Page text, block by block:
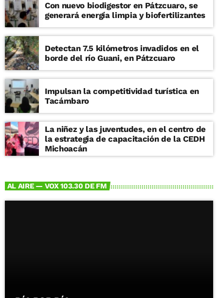
Con nuevo biodigestor en Pátzcuaro, se
generará energía limpia y biofertilizantes
Detectan 7.5 kilómetros invadidos en el
borde del río Guani, en Pátzcuaro
Impulsan la competitividad turística en
Tacámbaro
La niñez y las juventudes, en el centro de
la estrategia de capacitación de la CEDH
Michoacán
AL AIRE — VOX 103.30 DE FM